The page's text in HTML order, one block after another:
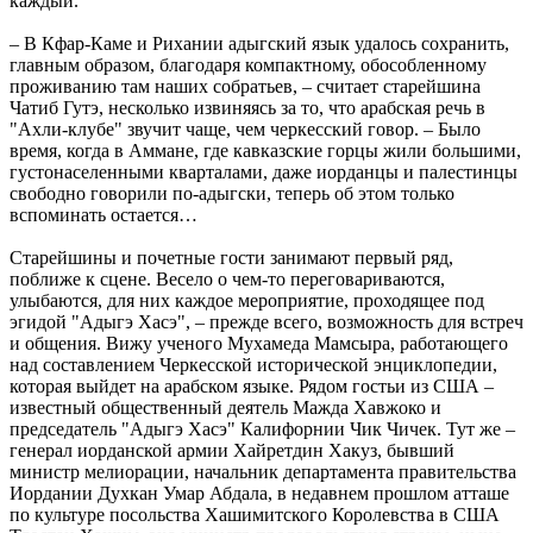
– В Кфар-Каме и Рихании адыгский язык удалось сохранить,
главным образом, благодаря компактному, обособленному
проживанию там наших собратьев, – считает старейшина
Чатиб Гутэ, несколько извиняясь за то, что арабская речь в
"Ахли-клубе" звучит чаще, чем черкесский говор. – Было
время, когда в Аммане, где кавказские горцы жили большими,
густонаселенными кварталами, даже иорданцы и палестинцы
свободно говорили по-адыгски, теперь об этом только
вспоминать остается…
Старейшины и почетные гости занимают первый ряд,
поближе к сцене. Весело о чем-то переговариваются,
улыбаются, для них каждое мероприятие, проходящее под
эгидой "Адыгэ Хасэ", – прежде всего, возможность для встреч
и общения. Вижу ученого Мухамеда Мамсыра, работающего
над составлением Черкесской исторической энциклопедии,
которая выйдет на арабском языке. Рядом гостьи из США –
известный общественный деятель Мажда Хавжоко и
председатель "Адыгэ Хасэ" Калифорнии Чик Чичек. Тут же –
генерал иорданской армии Хайретдин Хакуз, бывший
министр мелиорации, начальник департамента правительства
Иордании Духкан Умар Абдала, в недавнем прошлом атташе
по культуре посольства Хашимитского Королевства в США